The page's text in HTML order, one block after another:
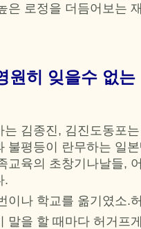
은 로정을 더듬어보는
원히 잊을수 없
는 김종진, 김진도동포
불평등이 란무하는 일
교육의 초창기나날들,
.
이나 학교를 옮기였소.
말을 할 때마다 허거프